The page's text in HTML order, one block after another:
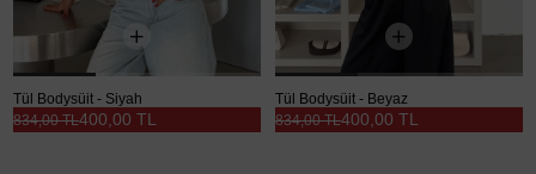
Tül Bodysüit - Siyah
400,00 TL
834,00 TL
Tül Bodysüit - Beyaz
400,00 TL
834,00 TL